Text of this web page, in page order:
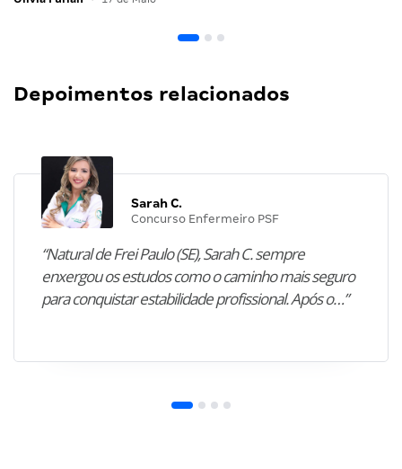
Depoimentos relacionados
Sarah C.
Concurso Enfermeiro PSF
“Natural de Frei Paulo (SE), Sarah C. sempre
enxergou os estudos como o caminho mais seguro
para conquistar estabilidade profissional. Após o…”